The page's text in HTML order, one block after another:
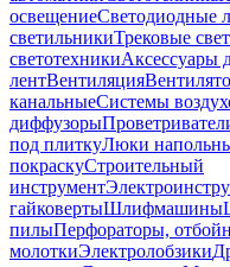
освещениеСветодиодные
светильникиТрековые
светотехникиАксессуары
лентВентиляция
канальныеСистемы
диффузоры
под плиткуЛюки
покраскуСтроительный
инструмент
гайковертыШлифмашины
пилыПерфораторы,
молоткиЭлектролобзики